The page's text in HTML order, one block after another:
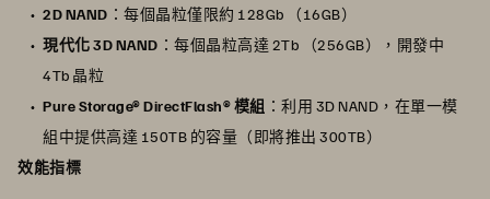
2D NAND ：每個晶粒僅限約 128Gb （16GB）
現代化 3D NAND ：每個晶粒高達 2Tb （256GB），開發中
4Tb 晶粒
Pure Storage® DirectFlash® 模組 ：利用 3D NAND，在單一模
組中提供高達 150TB 的容量（即將推出 300TB）
效能指標